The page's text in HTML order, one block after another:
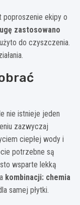
ekipy o
zastosowano
do czyszczenia.
nie istnieje jeden
zazwyczaj
ciepłej wody i
potrzebne są
wsparte lekką
kombinacji: chemia
samej płytki.